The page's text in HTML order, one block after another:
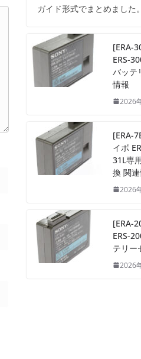
ガイド形式でまとめました
[ERA-
ERS-
バッテ
情報
2026
[ERA-
イボ
31L専
換 関
2026
[ERA-
ERS-
テリー
2026